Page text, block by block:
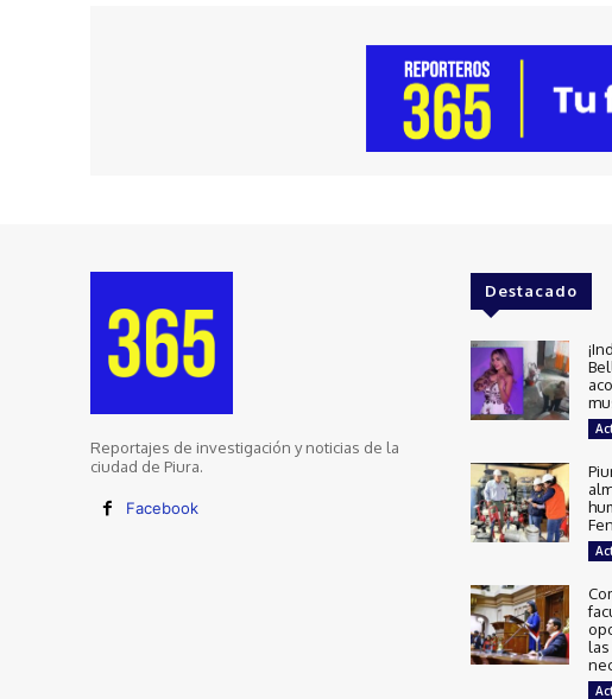
Reportajes de investigación y noticias de la
ciudad de Piura.
Facebook
Destacado